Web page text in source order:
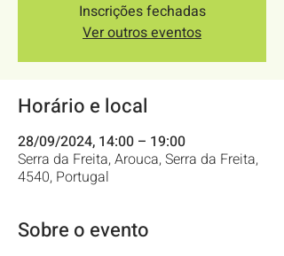
Inscrições fechadas
Ver outros eventos
Horário e local
28/09/2024, 14:00 – 19:00
Serra da Freita, Arouca, Serra da Freita,
4540, Portugal
Sobre o evento